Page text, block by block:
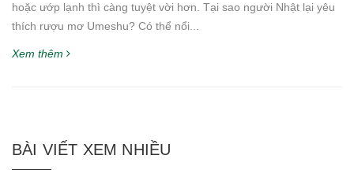
hoặc ướp lạnh thì càng tuyệt vời hơn. Tại sao người Nhật lại yêu
thích rượu mơ Umeshu? Có thể nổi...
Xem thêm
BÀI VIẾT XEM NHIỀU